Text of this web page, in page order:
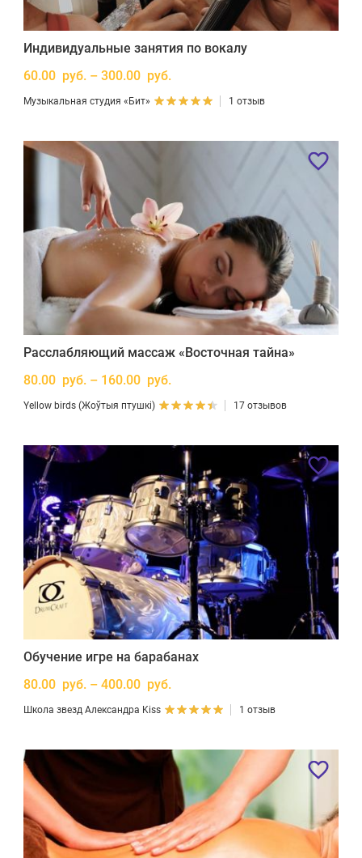
Индивидуальные занятия по вокалу
60.00 руб. – 300.00 руб.
Музыкальная студия «Бит» 1 отзыв
Расслабляющий массаж «Восточная тайна»
80.00 руб. – 160.00 руб.
Yellow birds (Жоўтыя птушкі) 17 отзывов
Обучение игре на барабанах
80.00 руб. – 400.00 руб.
Школа звезд Александра Kiss 1 отзыв